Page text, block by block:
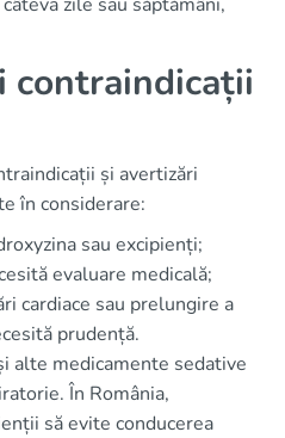
contraindicații
și avertizări
în considerare:
sau excipienți;
evaluare medicală;
cardiace sau prelungire a
prudență.
alte medicamente sedative
În România,
să evite conducerea